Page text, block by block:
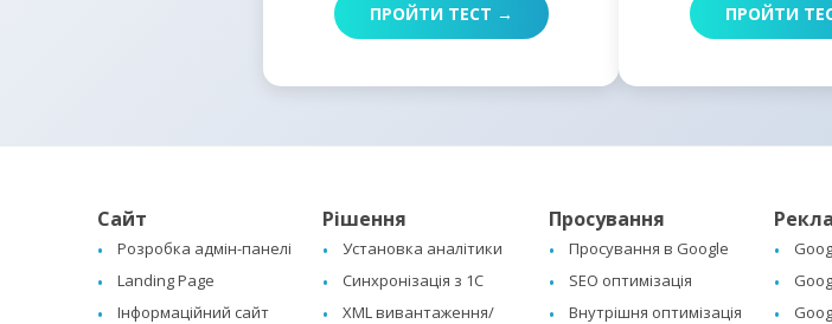
ПРОЙТИ ТЕСТ → ПРОЙТИ
Сайт
Розробка адмін-панелі
Landing Page
Інформаційний сайт
Рішення
Установка аналітики
Синхронізація з 1C
XML вивантаження/
Просування
Просування в Google
SEO оптимізація
Внутрішня оптимізація